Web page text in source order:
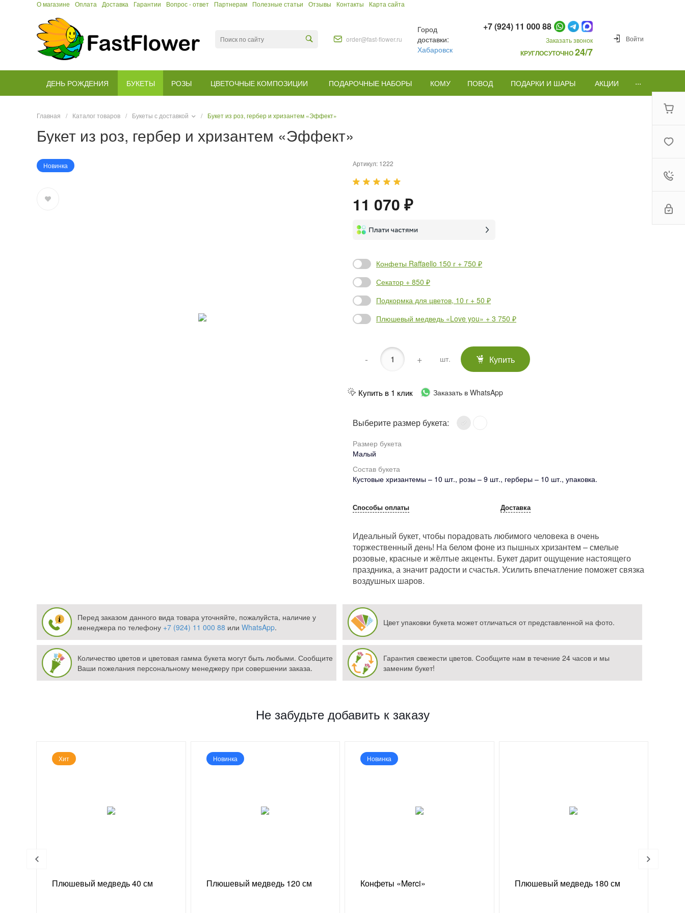
О магазине Оплата Доставка Гарантии Вопрос - ответ Партнерам Полезные статьи Отзывы Контакты Карта сайта
order@fast-flower.ru
Город
доставки:
Хабаровск
+7 (924) 11 000 88
Заказать звонок
КРУГЛОСУТОЧНО24/7
Войти
ДЕНЬ РОЖДЕНИЯ БУКЕТЫ РОЗЫ ЦВЕТОЧНЫЕ КОМПОЗИЦИИ ПОДАРОЧНЫЕ НАБОРЫ КОМУ ПОВОД ПОДАРКИ И ШАРЫ АКЦИИ ...
Главная / Каталог товаров / Букеты с доставкой / Букет из роз, гербер и хризантем «Эффект»
Букет из роз, гербер и хризантем «Эффект»
Новинка Артикул: 1222
11 070 ₽
Конфеты Raffaello 150 г + 750 ₽
Секатор + 850 ₽
Подкормка для цветов, 10 г + 50 ₽
Плюшевый медведь «Love you» + 3 750 ₽
- + шт. Купить
Купить в 1 клик Заказать в WhatsApp
Выберите размер букета:
Размер букета
Малый
Состав букета
Кустовые хризантемы – 10 шт., розы – 9 шт., герберы – 10 шт., упаковка.
Способы оплаты Доставка
Идеальный букет, чтобы порадовать любимого человека в очень
торжественный день! На белом фоне из пышных хризантем – смелые
розовые, красные и жёлтые акценты. Букет дарит ощущение настоящего
праздника, а значит радости и счастья. Усилить впечатление поможет связка
воздушных шаров.
Перед заказом данного вида товара уточняйте, пожалуйста, наличие у
менеджера по телефону +7 (924) 11 000 88 или WhatsApp. Цвет упаковки букета может отличаться от представленной на фото.
Количество цветов и цветовая гамма букета могут быть любыми. Сообщите
Ваши пожелания персональному менеджеру при совершении заказа.
Гарантия свежести цветов. Сообщите нам в течение 24 часов и мы
заменим букет!
Не забудьте добавить к заказу
Хит
Плюшевый медведь 40 см
Новинка
Плюшевый медведь 120 см
Новинка
Конфеты «Merci» Плюшевый медведь 180 см